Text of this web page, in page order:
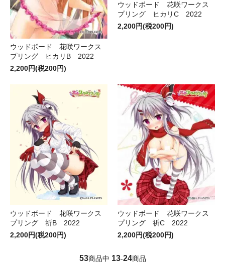
ウッドボード 花咲ワークス
プリング ヒカリB 2022
2,200円(税200円)
ウッドボード 花咲ワークス
プリング ヒカリC 2022
2,200円(税200円)
ウッドボード 花咲ワークス
プリング 祈B 2022
2,200円(税200円)
ウッドボード 花咲ワークス
プリング 祈C 2022
2,200円(税200円)
53商品中 13-24商品